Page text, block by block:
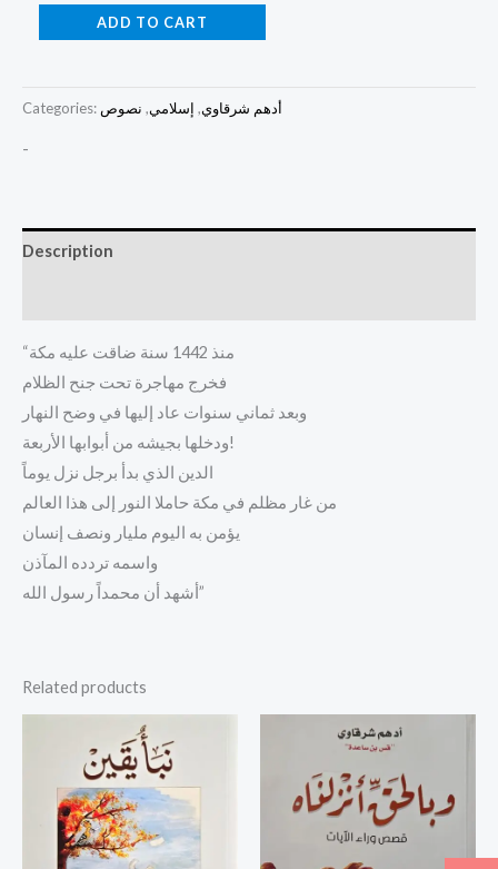
ADD TO CART
Categories: أدهم شرقاوي, إسلامي, نصوص
-
Description
“منذ 1442 سنة ضاقت عليه مكة
فخرج مهاجرة تحت جنح الظلام
وبعد ثماني سنوات عاد إليها في وضح النهار
ودخلها بجيشه من أبوابها الأربعة!
الدين الذي بدأ برجل نزل يوماً
من غار مظلم في مكة حاملا النور إلى هذا العالم
يؤمن به اليوم مليار ونصف إنسان
واسمه تردده المآذن
أشهد أن محمداً رسول الله”
Related products